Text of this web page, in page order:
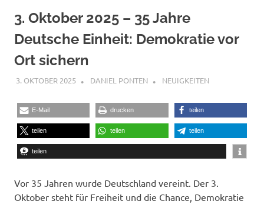
3. Oktober 2025 – 35 Jahre
Deutsche Einheit: Demokratie vor
Ort sichern
3. OKTOBER 2025 DANIEL PONTEN NEUIGKEITEN
E-Mail drucken teilen
teilen teilen teilen
teilen
Vor 35 Jahren wurde Deutschland vereint. Der 3.
Oktober steht für Freiheit und die Chance, Demokratie